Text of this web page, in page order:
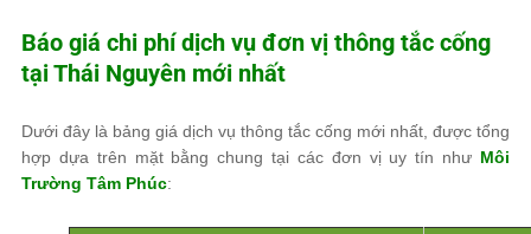
Báo giá chi phí dịch vụ đơn vị thông tắc cống
tại Thái Nguyên mới nhất
Dưới đây là bảng giá dịch vụ thông tắc cống mới nhất, được tổng
hợp dựa trên mặt bằng chung tại các đơn vị uy tín như Môi
Trường Tâm Phúc: